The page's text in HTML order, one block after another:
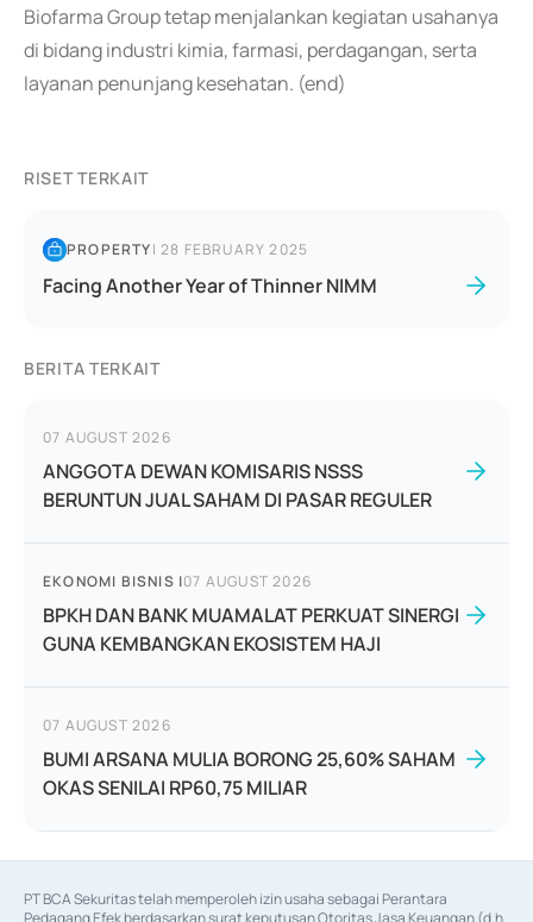
Biofarma Group tetap menjalankan kegiatan usahanya
di bidang industri kimia, farmasi, perdagangan, serta
layanan penunjang kesehatan. (end)
RISET TERKAIT
PROPERTY|28 FEBRUARY 2025
Facing Another Year of Thinner NIMM
BERITA TERKAIT
07 AUGUST 2026
ANGGOTA DEWAN KOMISARIS NSSS
BERUNTUN JUAL SAHAM DI PASAR REGULER
EKONOMI BISNIS |07 AUGUST 2026
BPKH DAN BANK MUAMALAT PERKUAT SINERGI
GUNA KEMBANGKAN EKOSISTEM HAJI
07 AUGUST 2026
BUMI ARSANA MULIA BORONG 25,60% SAHAM
OKAS SENILAI RP60,75 MILIAR
PT BCA Sekuritas telah memperoleh izin usaha sebagai Perantara
Pedagang Efek berdasarkan surat keputusan Otoritas Jasa Keuangan (d.h